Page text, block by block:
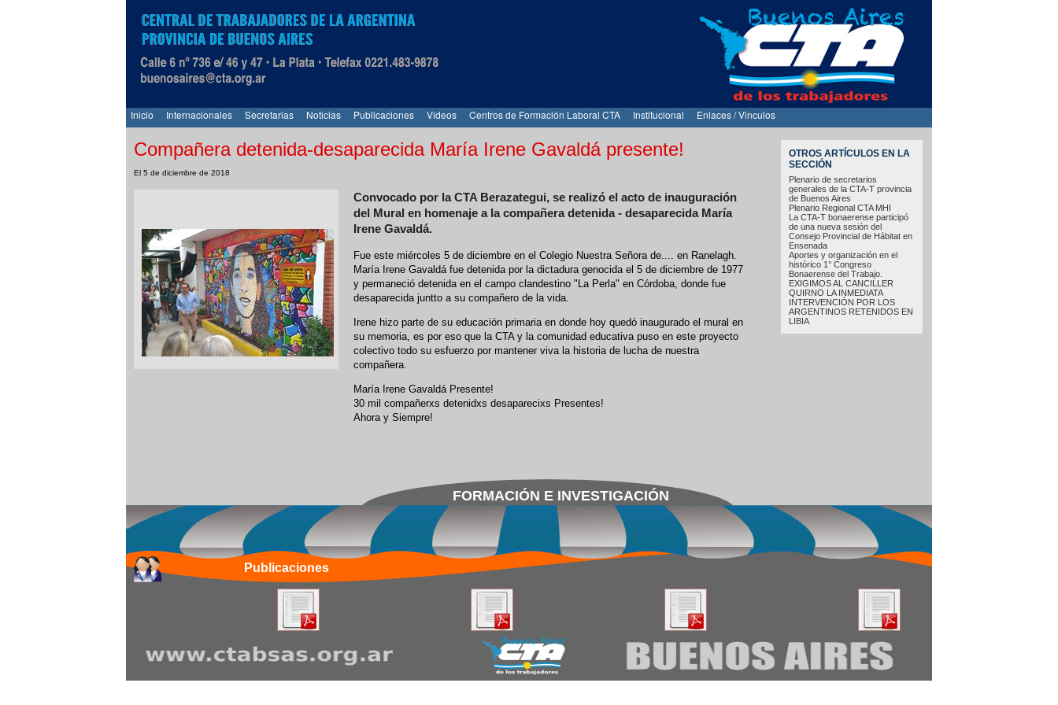
Inicio Internacionales Secretarias Noticias Publicaciones Videos Centros de Formación Laboral CTA Institucional Enlaces / Vinculos
OTROS ARTÍCULOS EN LA
SECCIÓN
Plenario de secretarios
generales de la CTA-T provincia
de Buenos Aires
Plenario Regional CTA MHI
La CTA-T bonaerense participó
de una nueva sesión del
Consejo Provincial de Hábitat en
Ensenada
Aportes y organización en el
histórico 1° Congreso
Bonaerense del Trabajo.
EXIGIMOS AL CANCILLER
QUIRNO LA INMEDIATA
INTERVENCIÓN POR LOS
ARGENTINOS RETENIDOS EN
LIBIA
Compañera detenida-desaparecida María Irene Gavaldá presente!
El 5 de diciembre de 2018
Convocado por la CTA Berazategui, se realizó el acto de inauguración
del Mural en homenaje a la compañera detenida - desaparecida María
Irene Gavaldá.
Fue este miércoles 5 de diciembre en el Colegio Nuestra Señora de.... en Ranelagh.
María Irene Gavaldá fue detenida por la dictadura genocida el 5 de diciembre de 1977
y permaneció detenida en el campo clandestino "La Perla" en Córdoba, donde fue
desaparecida juntto a su compañero de la vida.
Irene hizo parte de su educación primaria en donde hoy quedó inaugurado el mural en
su memoria, es por eso que la CTA y la comunidad educativa puso en este proyecto
colectivo todo su esfuerzo por mantener viva la historia de lucha de nuestra
compañera.
María Irene Gavaldá Presente!
30 mil compañerxs detenidxs desaparecixs Presentes!
Ahora y Siempre!
FORMACIÓN E INVESTIGACIÓN
Publicaciones